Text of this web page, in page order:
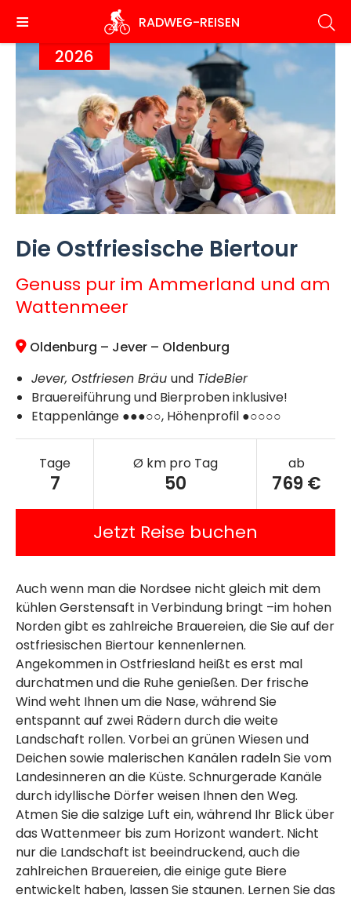
zum
Inhalt
RADWEG-REISEN
2026
Die Ostfriesische Biertour
Genuss pur im Ammerland und am
Wattenmeer
Oldenburg – Jever – Oldenburg
Jever, Ostfriesen Bräu und TideBier
Brauereiführung und Bierproben inklusive!
Etappenlänge ●●●○○, Höhenprofil ●○○○○
Tage
7
Ø km pro Tag
50
ab
769 €
Jetzt Reise buchen
Auch wenn man die Nordsee nicht gleich mit dem
kühlen Gerstensaft in Verbindung bringt –im hohen
Norden gibt es zahlreiche Brauereien, die Sie auf der
ostfriesischen Biertour kennenlernen.
Angekommen in Ostfriesland heißt es erst mal
durchatmen und die Ruhe genießen. Der frische
Wind weht Ihnen um die Nase, während Sie
entspannt auf zwei Rädern durch die weite
Landschaft rollen. Vorbei an grünen Wiesen und
Deichen sowie malerischen Kanälen radeln Sie vom
Landesinneren an die Küste. Schnurgerade Kanäle
durch idyllische Dörfer weisen Ihnen den Weg.
Atmen Sie die salzige Luft ein, während Ihr Blick über
das Wattenmeer bis zum Horizont wandert. Nicht
nur die Landschaft ist beeindruckend, auch die
zahlreichen Brauereien, die einige gute Biere
entwickelt haben, lassen Sie staunen. Lernen Sie das